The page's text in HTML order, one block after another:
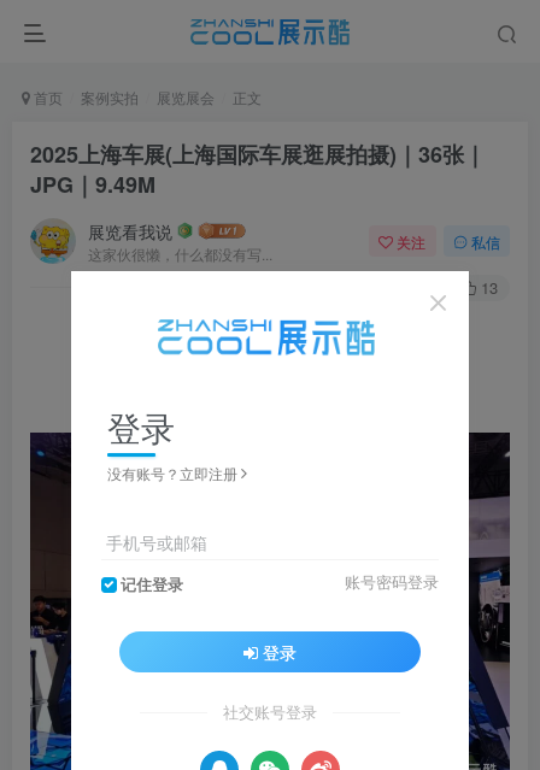
首页 案例实拍 展览展会 正文
2025上海车展(上海国际车展逛展拍摄)｜36张｜
JPG｜9.49M
展览看我说
这家伙很懒，什么都没有写...
关注 私信
13
登录
没有账号？立即注册
手机号或邮箱
记住登录 账号密码登录
登录
社交账号登录